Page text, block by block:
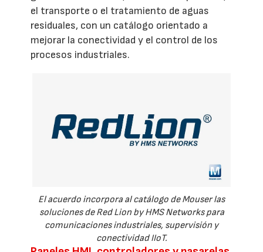
el transporte o el tratamiento de aguas
residuales, con un catálogo orientado a
mejorar la conectividad y el control de los
procesos industriales.
El acuerdo incorpora al catálogo de Mouser las
soluciones de Red Lion by HMS Networks para
comunicaciones industriales, supervisión y
conectividad IIoT.